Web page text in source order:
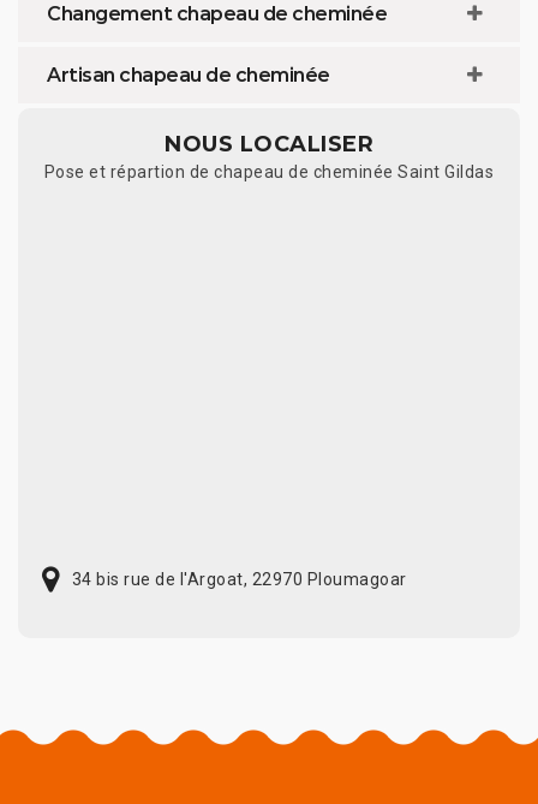
Changement chapeau de cheminée
Artisan chapeau de cheminée
NOUS LOCALISER
Pose et répartion de chapeau de cheminée Saint Gildas
34 bis rue de l'Argoat, 22970 Ploumagoar